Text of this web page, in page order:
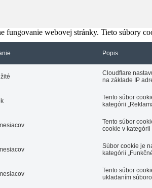
fungovanie webovej stránky. Tieto súbory
Popis
Cloudflare
na základe IP
Tento súbor
kategórii
Tento súbor
cookie v kategórii
Súbor cookie je
kategórii
Tento súbor
ukladaním